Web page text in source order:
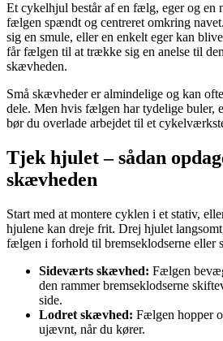
Et cykelhjul består af en fælg, eger og en
fælgen spændt og centreret omkring
sig en smule, eller en enkelt eger kan
får fælgen til at trække sig en anelse til
skævheden.
Små skævheder er almindelige og kan
dele. Men hvis fælgen har tydelige buler,
bør du overlade arbejdet til et
Tjek hjulet – sådan
skævheden
Start med at montere cyklen i et stativ,
hjulene kan dreje frit. Drej hjulet
fælgen i forhold til bremseklodserne eller
Sideværts skævhed: Fælgen
den rammer bremseklodserne
side.
Lodret skævhed: Fælgen hopper
ujævnt, når du kører.